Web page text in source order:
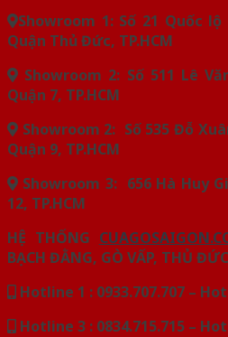
Showroom 1: Số 21 Quốc
Quận Thủ Đức, TP.HCM
Showroom 2: Số 511 Lê
Quận 7, TP.HCM
Showroom 2: Số 535 Đỗ
Quận 9, TP.HCM
Showroom 3: 656 Hà Huy
12, TP.HCM
HỆ THỐNG
BẠCH ĐẰNG, GÒ VẤP, THỦ
Hotline 1 : 0933.707.707 –
Hotline 3 : 0834.715.715 –